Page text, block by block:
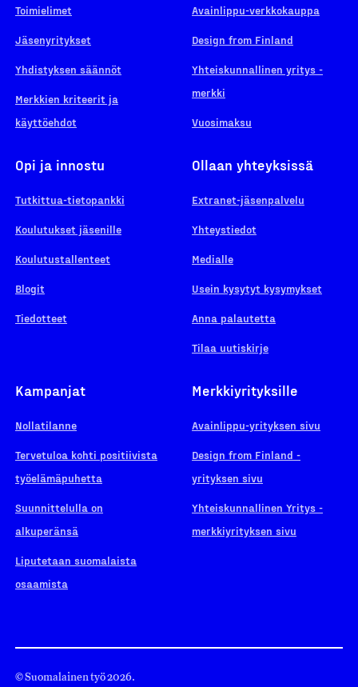
Toimielimet
Jäsenyritykset
Yhdistyksen säännöt
Merkkien kriteerit ja
käyttöehdot
Avainlippu-verkkokauppa
Design from Finland
Yhteiskunnallinen yritys -
merkki
Vuosimaksu
Opi ja innostu
Tutkittua-tietopankki
Koulutukset jäsenille
Koulutustallenteet
Blogit
Tiedotteet
Ollaan yhteyksissä
Extranet-jäsenpalvelu
Yhteystiedot
Medialle
Usein kysytyt kysymykset
Anna palautetta
Tilaa uutiskirje
Kampanjat
Nollatilanne
Tervetuloa kohti positiivista
työelämäpuhetta
Suunnittelulla on
alkuperänsä
Liputetaan suomalaista
osaamista
Merkkiyrityksille
Avainlippu-yrityksen sivu
Design from Finland -
yrityksen sivu
Yhteiskunnallinen Yritys -
merkkiyrityksen sivu
© Suomalainen työ 2026.